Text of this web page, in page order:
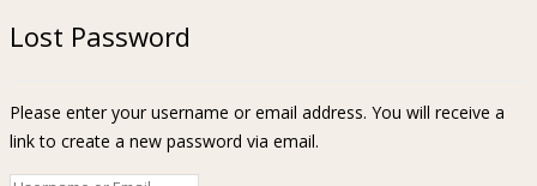
Lost Password
Please enter your username or email address. You will receive a
link to create a new password via email.